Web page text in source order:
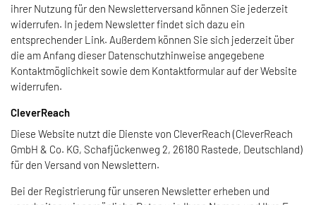
ihrer Nutzung für den Newsletterversand können Sie jederzeit
widerrufen. In jedem Newsletter findet sich dazu ein
entsprechender Link. Außerdem können Sie sich jederzeit über
die am Anfang dieser Datenschutzhinweise angegebene
Kontaktmöglichkeit sowie dem Kontaktformular auf der Website
widerrufen.
CleverReach
Diese Website nutzt die Dienste von CleverReach (CleverReach
GmbH & Co. KG, Schafjückenweg 2, 26180 Rastede, Deutschland)
für den Versand von Newslettern.
Bei der Registrierung für unseren Newsletter erheben und